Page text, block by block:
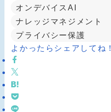
オンデバイスAI
ナレッジマネジメント
プライバシー保護
よかったらシェアしてね！